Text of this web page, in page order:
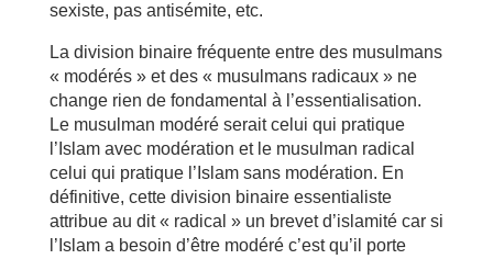
sexiste, pas antisémite, etc.
La division binaire fréquente entre des musulmans
« modérés » et des « musulmans radicaux » ne
change rien de fondamental à l’essentialisation.
Le musulman modéré serait celui qui pratique
l’Islam avec modération et le musulman radical
celui qui pratique l’Islam sans modération. En
définitive, cette division binaire essentialiste
attribue au dit « radical » un brevet d’islamité car si
l’Islam a besoin d’être modéré c’est qu’il porte